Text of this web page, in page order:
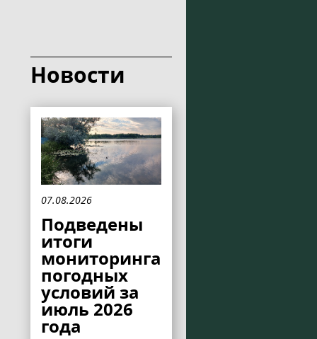
Новости
07.08.2026
Подведены
итоги
мониторинга
погодных
условий за
июль 2026
года